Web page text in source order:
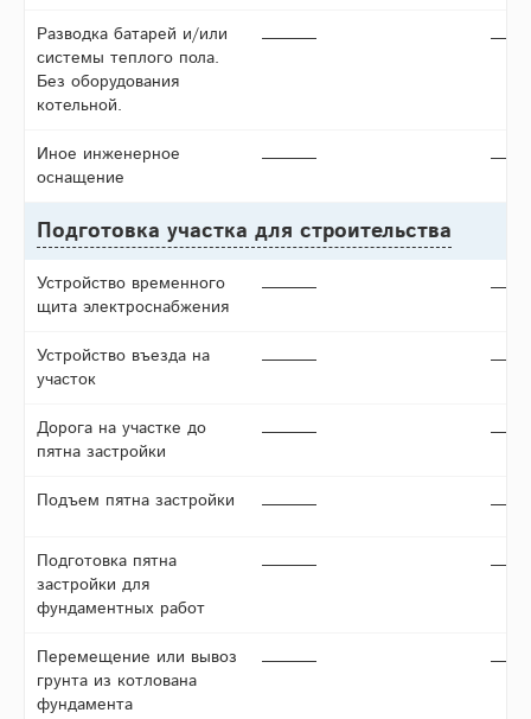
Разводка батарей и/или
системы теплого пола.
Без оборудования
котельной.
Иное инженерное
оснащение
Подготовка участка для строительства
Устройство временного
щита электроснабжения
Устройство въезда на
участок
Дорога на участке до
пятна застройки
Подъем пятна застройки
Подготовка пятна
застройки для
фундаментных работ
Перемещение или вывоз
грунта из котлована
фундамента